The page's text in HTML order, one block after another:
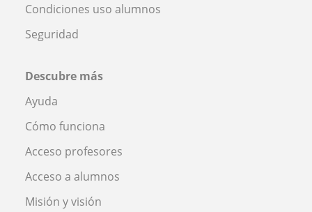
Condiciones uso alumnos
Seguridad
Descubre más
Ayuda
Cómo funciona
Acceso profesores
Acceso a alumnos
Misión y visión